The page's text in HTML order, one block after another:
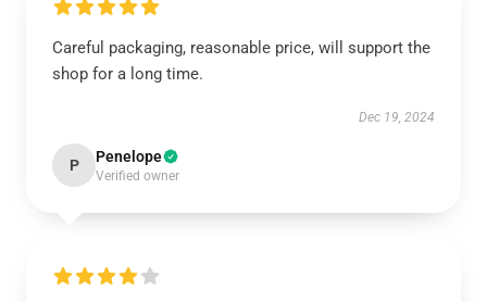
Careful packaging, reasonable price, will support the
shop for a long time.
Dec 19, 2024
P Penelope
Verified owner